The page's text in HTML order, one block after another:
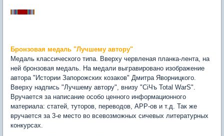
Бронзовая медаль "Лучшему автору"
Медаль классического типа. Вверху червленая планка-лента, на
ней бронзовая медаль. На медали выгравировано изображение
автора "Истории Запорожских козаков" Дмитра Яворницкого.
Вверху надпись "Лучшему автору", внизу "CiЧъ Total WarS".
Вручается за написание особо ценного информационного
материала: статей, туторов, переводов, АРР-ов и т.д. Так же
вручается за 3-е место во всевозможных сичевых литературных
конкурсах.